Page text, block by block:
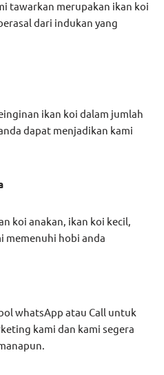
tawarkan merupakan ikan koi
dari indukan yang
ikan koi dalam jumlah
dapat menjadikan kami
koi anakan, ikan koi kecil,
memenuhi hobi anda
whatsApp atau Call untuk
kami dan kami segera